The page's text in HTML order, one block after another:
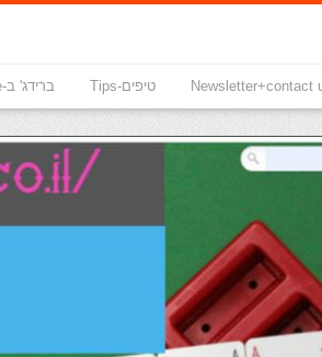
טיפים-Tips ברידג' ב-youtube